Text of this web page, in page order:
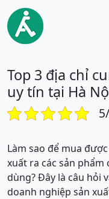
Top 3 địa chỉ
uy tín tại Hà
Làm sao để mua
xuất ra các sản
dùng? Đây là câu hỏi
doanh nghiệp sản